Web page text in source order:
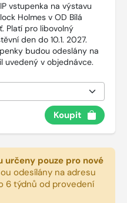
vstupenka na výstavu
Holmes v OD Bílá
Platí pro libovolný
den do 10.1. 2027.
budou odeslány na
uvedený v objednávce.
Koupit
určeny pouze pro nové
odesílány na adresu
6 týdnů od provedení